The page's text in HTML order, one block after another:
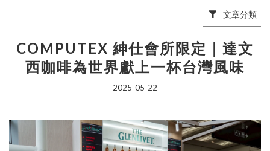
文章分類
COMPUTEX 紳仕會所限定｜達文
西咖啡為世界獻上一杯台灣風味
2025-05-22